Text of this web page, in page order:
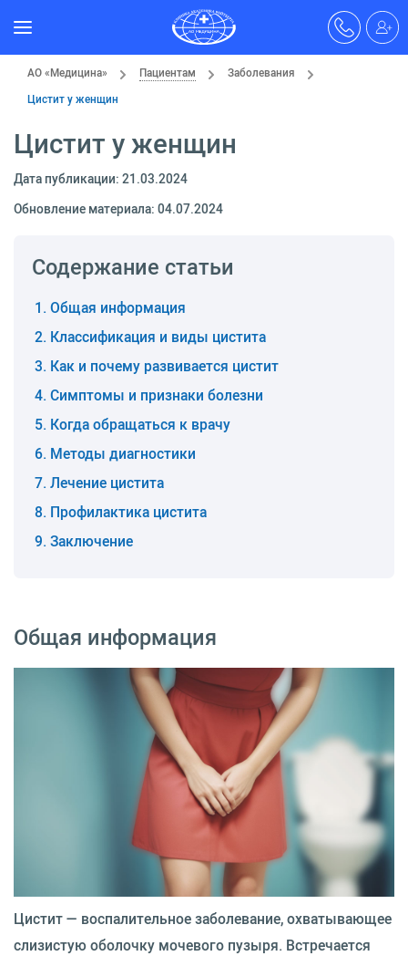
АО «Медицина» Пациентам
Заболевания
Цистит у женщин
Цистит у женщин
Дата публикации: 21.03.2024
Обновление материала: 04.07.2024
Содержание статьи
Общая информация
Классификация и виды цистита
Как и почему развивается цистит
Симптомы и признаки болезни
Когда обращаться к врачу
Методы диагностики
Лечение цистита
Профилактика цистита
Заключение
Общая информация
Цистит — воспалительное заболевание, охватывающее
слизистую оболочку мочевого пузыря. Встречается